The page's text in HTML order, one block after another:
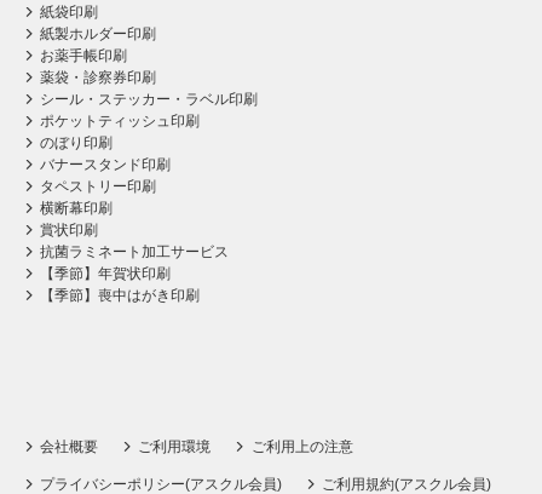
紙袋印刷
紙製ホルダー印刷
お薬手帳印刷
薬袋・診察券印刷
シール・ステッカー・ラベル印刷
ポケットティッシュ印刷
のぼり印刷
バナースタンド印刷
タペストリー印刷
横断幕印刷
賞状印刷
抗菌ラミネート加工サービス
【季節】年賀状印刷
【季節】喪中はがき印刷
会社概要 ご利用環境 ご利用上の注意
プライバシーポリシー(アスクル会員) ご利用規約(アスクル会員)